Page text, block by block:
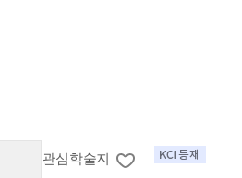
관심학술지